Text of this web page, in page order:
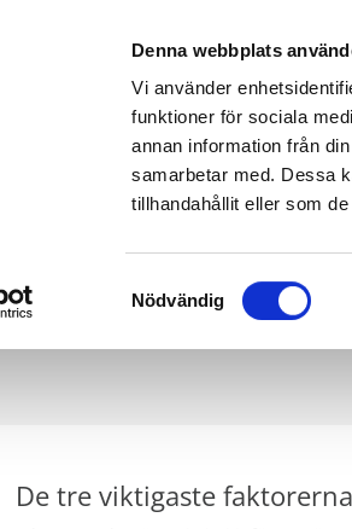
Denna webbplats
Vi använder
funktioner för sociala
annan information från
samarbetar med. Dessa
tillhandahållit eller som
Nödvändig
& Jordvärme Luftvärme
CURRENT:
VIKTIGT INFÖR KÖP AV
En
De tre viktigaste